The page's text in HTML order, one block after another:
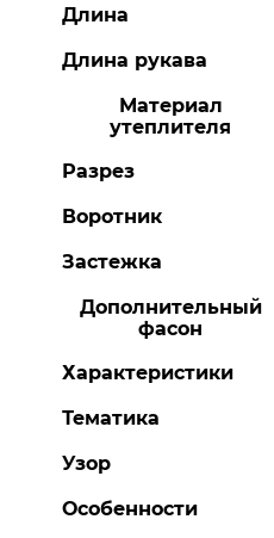
Длина
Длина рукава
Материал
утеплителя
Разрез
Воротник
Застежка
Дополнительный
фасон
Характеристики
Тематика
Узор
Особенности